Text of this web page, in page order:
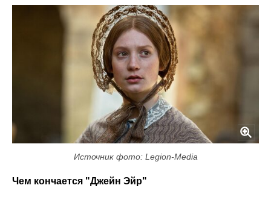
Источник фото: Legion-Media
Чем кончается "Джейн Эйр"